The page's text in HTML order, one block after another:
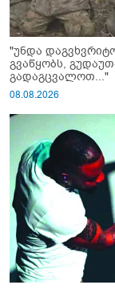
"უნდა
გვაწყობს,
გადაგცვალოთ..."
08.08.2026